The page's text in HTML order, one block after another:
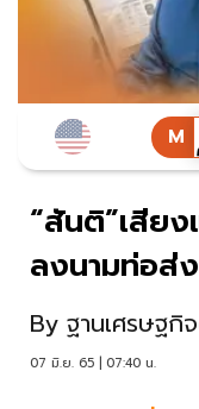
“สันติ”เสีย
ลงนามท่อส่
By ฐานเศรษฐกิ
07 มิ.ย. 65 | 07:40 น.